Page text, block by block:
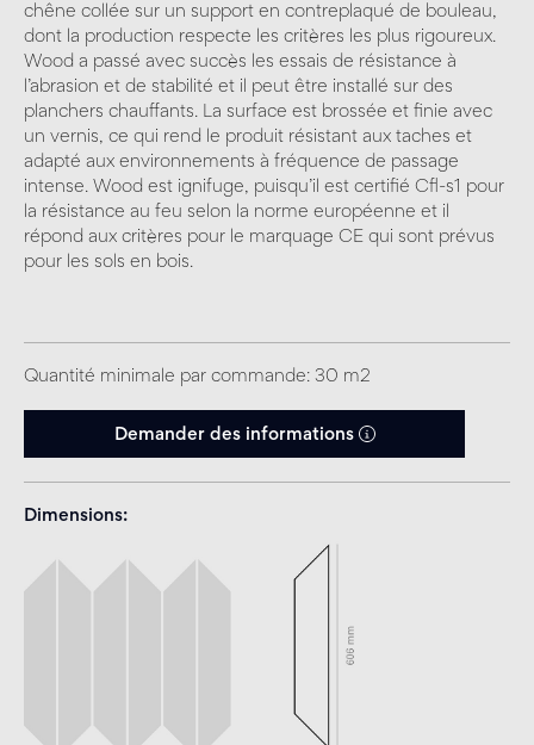
chêne collée sur un support en contreplaqué de bouleau,
dont la production respecte les critères les plus rigoureux.
Wood a passé avec succès les essais de résistance à
l’abrasion et de stabilité et il peut être installé sur des
planchers chauffants. La surface est brossée et finie avec
un vernis, ce qui rend le produit résistant aux taches et
adapté aux environnements à fréquence de passage
intense. Wood est ignifuge, puisqu’il est certifié Cfl-s1 pour
la résistance au feu selon la norme européenne et il
répond aux critères pour le marquage CE qui sont prévus
pour les sols en bois.
Quantité minimale par commande: 30 m2
Demander des informations
Dimensions